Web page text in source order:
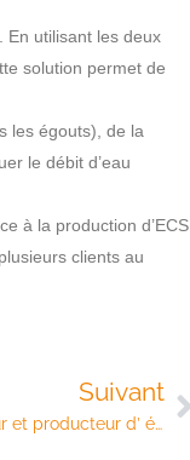
En utilisant les deux
solution permet de
les égouts), de la
le débit d’eau
à la production d’ECS
clients au
Suivant
Danemark : un pays consommateur et producteur d’ énergie verte